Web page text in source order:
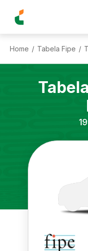
Home / Tabela Fipe /